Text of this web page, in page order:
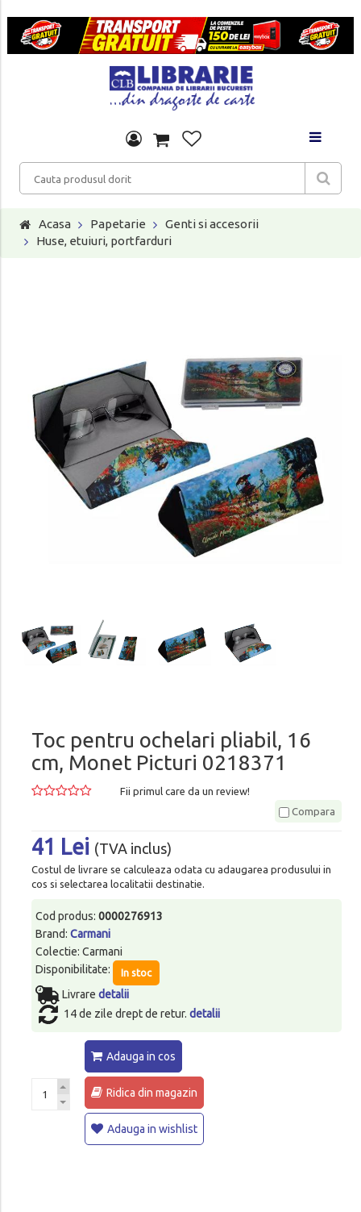
Acasa Papetarie
Genti si accesorii
Huse, etuiuri, portfarduri
Toc pentru ochelari pliabil, 16
cm, Monet Picturi 0218371
Fii primul care da un review!
Compara
41 Lei (TVA inclus)
Costul de livrare se calculeaza odata cu adaugarea produsului in
cos si selectarea localitatii destinatie.
Cod produs: 0000276913
Brand: Carmani
Colectie: Carmani
Disponibilitate:
In stoc
Livrare detalii
14 de zile drept de retur. detalii
Adauga in cos
Ridica din magazin
Adauga in wishlist